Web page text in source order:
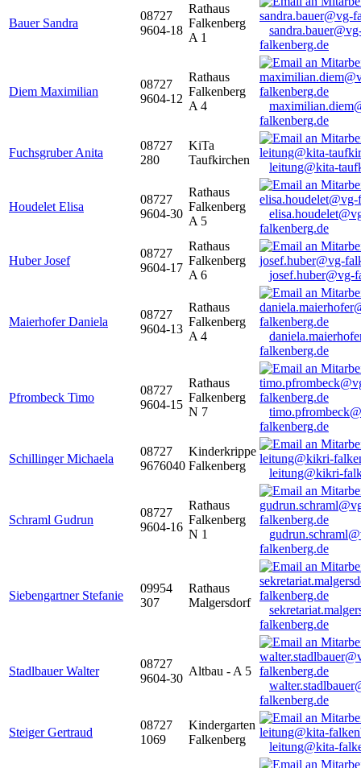
Bauer Sandra
08727
9604-18
Rathaus
Falkenberg
A 1
falkenberg.de
Diem Maximilian
08727
9604-12
Rathaus
Falkenberg
A 4
falkenberg.de
Fuchsgruber Anita
08727
280
KiTa
Taufkirchen
leitung@kita-
Houdelet Elisa
08727
9604-30
Rathaus
Falkenberg
A 5
falkenberg.de
Huber Josef
08727
9604-17
Rathaus
Falkenberg
A 6
josef.huber@vg-
Maierhofer Daniela
08727
9604-13
Rathaus
Falkenberg
A 4
falkenberg.de
Pfrombeck Timo
08727
9604-15
Rathaus
Falkenberg
N 7
falkenberg.de
Schillinger Michaela
08727
9676040
Kinderkrippe
Falkenberg
leitung@kikri-
Schraml Gudrun
08727
9604-16
Rathaus
Falkenberg
N 1
falkenberg.de
Siebengartner Stefanie
09954
307
Rathaus
Malgersdorf
falkenberg.de
Stadlbauer Walter
08727
9604-30
Altbau - A 5
falkenberg.de
Steiger Gertraud
08727
1069
Kindergarten
Falkenberg
leitung@kita-